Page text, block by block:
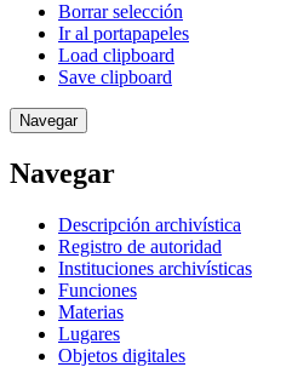
Borrar selección
Ir al portapapeles
Load clipboard
Save clipboard
Navegar
Navegar
Descripción archivística
Registro de autoridad
Instituciones archivísticas
Funciones
Materias
Lugares
Objetos digitales